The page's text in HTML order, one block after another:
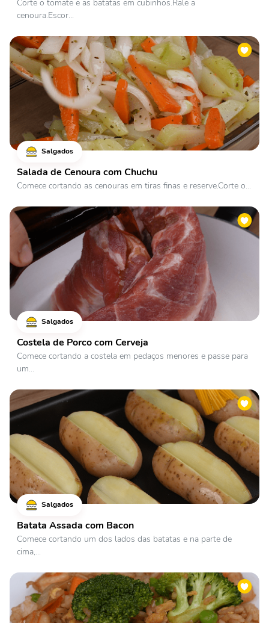
Corte o tomate e as batatas em cubinhos.Rale a
cenoura.Escor...
Salgados
Salada de Cenoura com Chuchu
Comece cortando as cenouras em tiras finas e reserve.Corte o...
Salgados
Costela de Porco com Cerveja
Comece cortando a costela em pedaços menores e passe para
um...
Salgados
Batata Assada com Bacon
Comece cortando um dos lados das batatas e na parte de
cima,...